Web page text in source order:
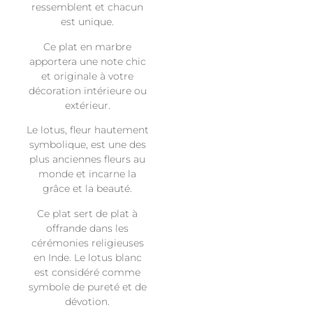
ressemblent et chacun
est unique.
Ce plat en marbre
apportera une note chic
et originale à votre
décoration intérieure ou
extérieur.
Le lotus, fleur hautement
symbolique, est une des
plus anciennes fleurs au
monde et incarne la
grâce et la beauté.
Ce plat sert de plat à
offrande dans les
cérémonies religieuses
en Inde. Le lotus blanc
est considéré comme
symbole de pureté et de
dévotion.